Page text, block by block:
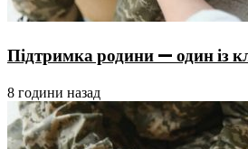
Підтримка родини — один із
8 години назад